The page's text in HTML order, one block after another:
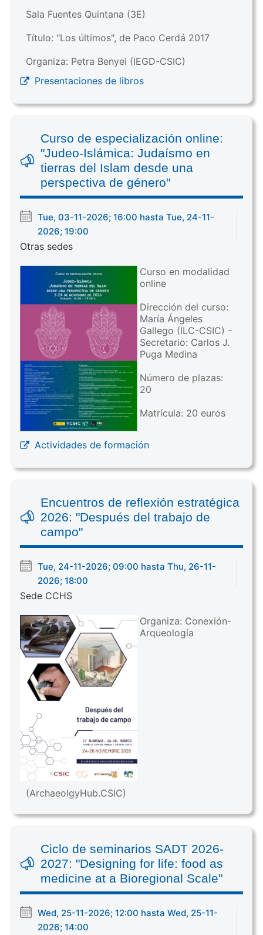
Sala Fuentes Quintana (3E)
Título: "Los últimos", de Paco Cerdá 2017
Organiza: Petra Benyei (IEGD-CSIC)
Presentaciones de libros
Curso de especialización online:
"Judeo-Islámica: Judaísmo en
tierras del Islam desde una
perspectiva de género"
Tue, 03-11-2026; 16:00 hasta Tue, 24-11-
2026; 19:00
Otras sedes
Curso en modalidad
online
Dirección del curso:
María Ángeles
Gallego (ILC-CSIC) -
Secretario: Carlos J.
Puga Medina
Número de plazas:
20
Matrícula: 20 euros
Actividades de formación
Encuentros de reflexión estratégica
2026: "Después del trabajo de
campo"
Tue, 24-11-2026; 09:00 hasta Thu, 26-11-
2026; 18:00
Sede CCHS
Organiza: Conexión-
Arqueología
(ArchaeolgyHub.CSIC)
Ciclo de seminarios SADT 2026-
2027: "Designing for life: food as
medicine at a Bioregional Scale"
Wed, 25-11-2026; 12:00 hasta Wed, 25-11-
2026; 14:00